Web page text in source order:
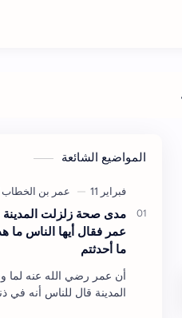
المواضيع الشائعة
مدى صحة زلزلت
عمر فقال أيها الناس ما
ما أحدثتم
أن عمر رضي الله عنه لما
المدينة قال للناس أنه في